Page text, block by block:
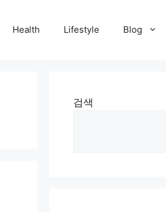
Health Lifestyle Blog
검색